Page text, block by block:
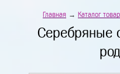
Главная→ Каталог
Серебряные